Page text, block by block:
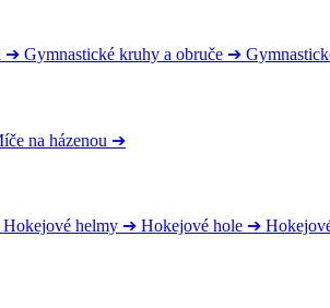
➔ Gymnastické kruhy a obruče ➔
na házenou ➔
Hokejové helmy ➔ Hokejové hole ➔